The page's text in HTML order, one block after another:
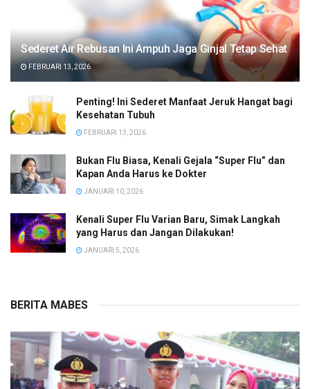
Sederet Air Rebusan Ini Ampuh Jaga Ginjal Tetap Sehat
FEBRUARI 13, 2026
Penting! Ini Sederet Manfaat Jeruk Hangat bagi
Kesehatan Tubuh
FEBRUARI 13, 2026
Bukan Flu Biasa, Kenali Gejala “Super Flu” dan
Kapan Anda Harus ke Dokter
JANUARI 10, 2026
Kenali Super Flu Varian Baru, Simak Langkah
yang Harus dan Jangan Dilakukan!
JANUARI 5, 2026
BERITA MABES